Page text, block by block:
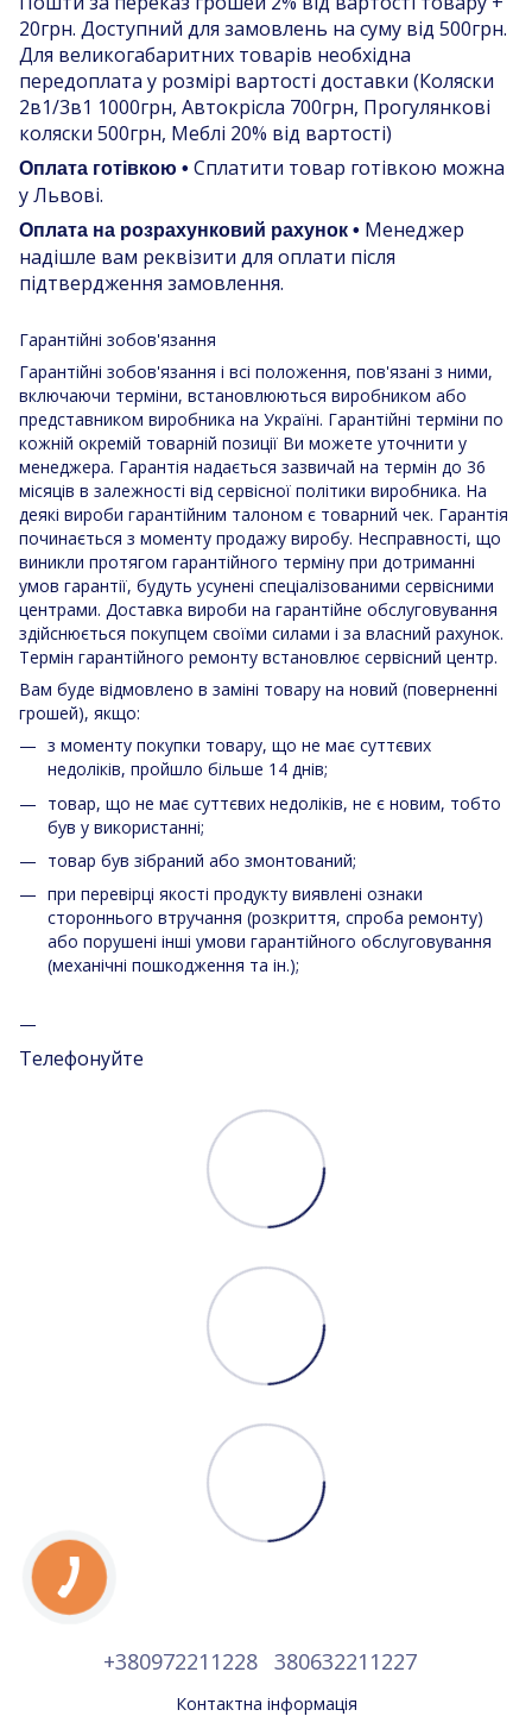
20грн. Доступний для замовлень на суму від 500грн.
Для великогабаритних товарів необхідна
передоплата у розмірі вартості доставки (Коляски
2в1/3в1 1000грн, Автокрісла 700грн, Прогулянкові
коляски 500грн, Меблі 20% від вартості)
Оплата готівкою • Сплатити товар готівкою можна
у Львові.
Оплата на розрахунковий рахунок • Менеджер
надішле вам реквізити для оплати після
підтвердження замовлення.
Гарантійні зобов'язання
Гарантійні зобов'язання і всі положення, пов'язані з ними,
включаючи терміни, встановлюються виробником або
представником виробника на Україні. Гарантійні терміни по
кожній окремій товарній позиції Ви можете уточнити у
менеджера. Гарантія надається зазвичай на термін до 36
місяців в залежності від сервісної політики виробника. На
деякі вироби гарантійним талоном є товарний чек. Гарантія
починається з моменту продажу виробу. Несправності, що
виникли протягом гарантійного терміну при дотриманні
умов гарантії, будуть усунені спеціалізованими сервісними
центрами. Доставка вироби на гарантійне обслуговування
здійснюється покупцем своїми силами і за власний рахунок.
Термін гарантійного ремонту встановлює сервісний центр.
Вам буде відмовлено в заміні товару на новий (поверненні
грошей), якщо:
з моменту покупки товару, що не має суттєвих
недоліків, пройшло більше 14 днів;
товар, що не має суттєвих недоліків, не є новим, тобто
був у використанні;
товар був зібраний або змонтований;
при перевірці якості продукту виявлені ознаки
стороннього втручання (розкриття, спроба ремонту)
або порушені інші умови гарантійного обслуговування
(механічні пошкодження та ін.);
Телефонуйте
+380972211228 380632211227
Контактна інформація